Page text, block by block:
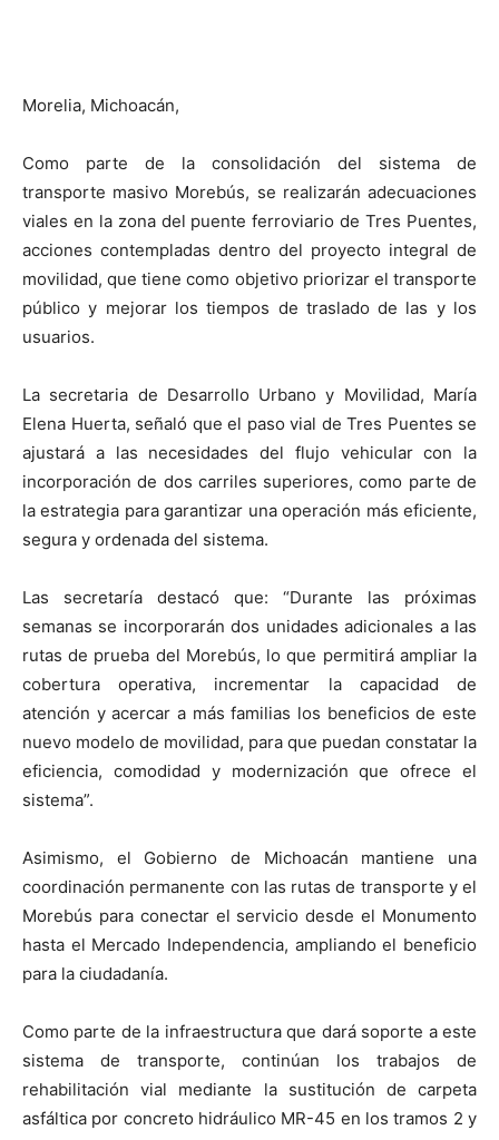
Morelia, Michoacán,
Como parte de la consolidación del sistema de
transporte masivo Morebús, se realizarán adecuaciones
viales en la zona del puente ferroviario de Tres Puentes,
acciones contempladas dentro del proyecto integral de
movilidad, que tiene como objetivo priorizar el transporte
público y mejorar los tiempos de traslado de las y los
usuarios.
La secretaria de Desarrollo Urbano y Movilidad, María
Elena Huerta, señaló que el paso vial de Tres Puentes se
ajustará a las necesidades del flujo vehicular con la
incorporación de dos carriles superiores, como parte de
la estrategia para garantizar una operación más eficiente,
segura y ordenada del sistema.
Las secretaría destacó que: “Durante las próximas
semanas se incorporarán dos unidades adicionales a las
rutas de prueba del Morebús, lo que permitirá ampliar la
cobertura operativa, incrementar la capacidad de
atención y acercar a más familias los beneficios de este
nuevo modelo de movilidad, para que puedan constatar la
eficiencia, comodidad y modernización que ofrece el
sistema”.
Asimismo, el Gobierno de Michoacán mantiene una
coordinación permanente con las rutas de transporte y el
Morebús para conectar el servicio desde el Monumento
hasta el Mercado Independencia, ampliando el beneficio
para la ciudadanía.
Como parte de la infraestructura que dará soporte a este
sistema de transporte, continúan los trabajos de
rehabilitación vial mediante la sustitución de carpeta
asfáltica por concreto hidráulico MR-45 en los tramos 2 y